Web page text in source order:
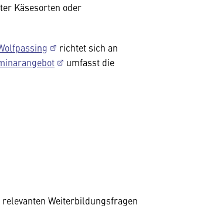
Käsesorten oder
richtet sich an
umfasst die
Weiterbildungsfragen